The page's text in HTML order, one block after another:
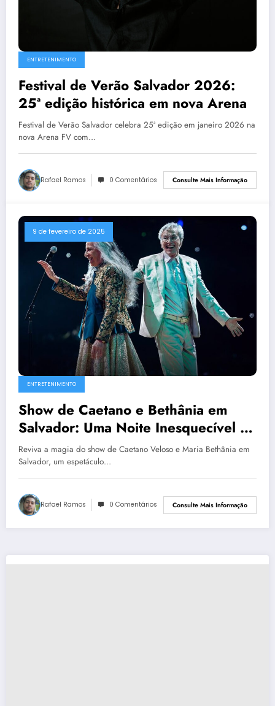
ENTRETENIMENTO
Festival de Verão Salvador 2026:
25ª edição histórica em nova Arena
Festival de Verão Salvador celebra 25ª edição em janeiro 2026 na
nova Arena FV com…
Rafael Ramos 0 Comentários Consulte Mais Informação
9 de fevereiro de 2025
ENTRETENIMENTO
Show de Caetano e Bethânia em
Salvador: Uma Noite Inesquecível no
Coração da Bahia
Reviva a magia do show de Caetano Veloso e Maria Bethânia em
Salvador, um espetáculo…
Rafael Ramos 0 Comentários Consulte Mais Informação